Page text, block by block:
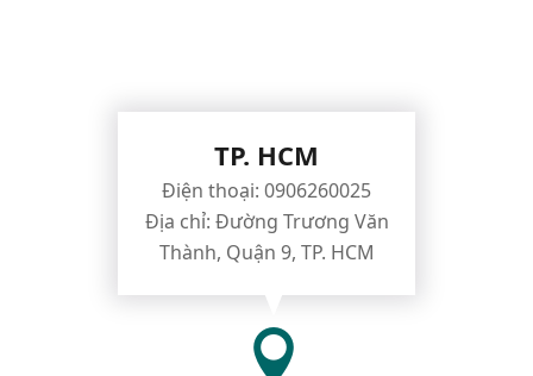
TP. HCM
Điện thoại: 0906260025
Địa chỉ: Đường Trương Văn
Thành, Quận 9, TP. HCM